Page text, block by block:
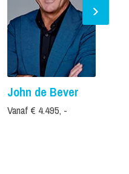
John de Bever
Vanaf € 4.495, -